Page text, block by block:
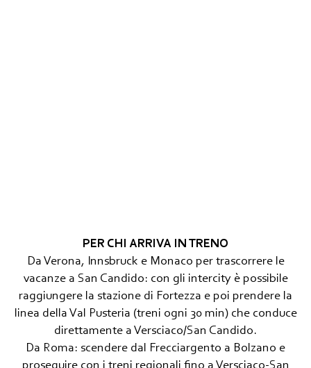
PER CHI ARRIVA IN TRENO
Da Verona, Innsbruck e Monaco per trascorrere le
vacanze a San Candido: con gli intercity è possibile
raggiungere la stazione di Fortezza e poi prendere la
linea della Val Pusteria (treni ogni 30 min) che conduce
direttamente a Versciaco/San Candido.
Da Roma: scendere dal Frecciargento a Bolzano e